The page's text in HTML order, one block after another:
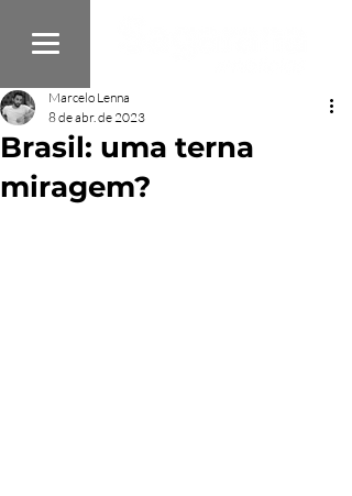
Brasil: uma terna
miragem?
Marcelo Lenna
8 de abr. de 2023